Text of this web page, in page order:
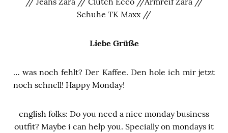
Schuhe TK Maxx //
Liebe Grüße
… was noch fehlt? Der Kaffee. Den hole ich mir jetzt
noch schnell! Happy Monday!
english folks: Do you need a nice monday business
outfit? Maybe i can help you. Specially on mondays it